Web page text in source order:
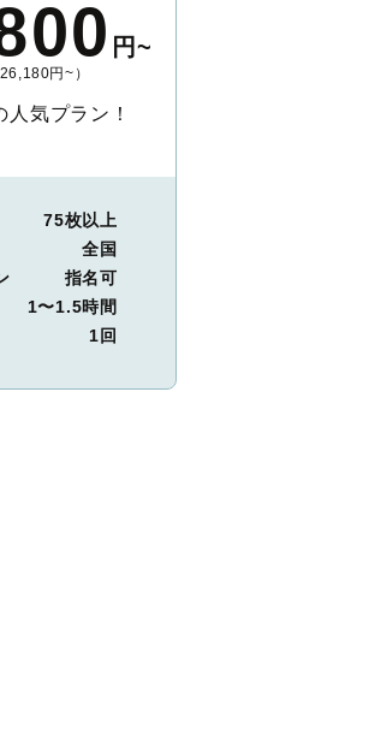
円~
円~）
人気プラン！
75枚以上
全国
指名可
1〜1.5時間
1回